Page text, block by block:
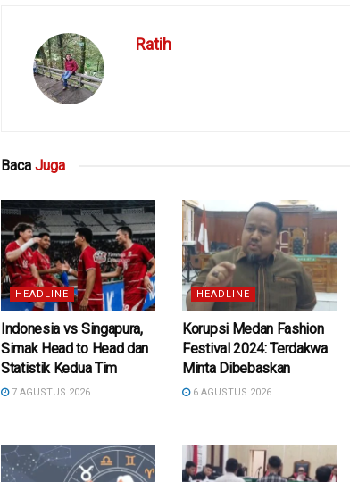
Ratih
Baca Juga
HEADLINE
Indonesia vs Singapura,
Simak Head to Head dan
Statistik Kedua Tim
7 AGUSTUS 2026
HEADLINE
Korupsi Medan Fashion
Festival 2024: Terdakwa
Minta Dibebaskan
6 AGUSTUS 2026